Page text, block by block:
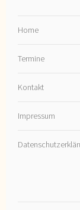
Home
Termine
Kontakt
Impressum